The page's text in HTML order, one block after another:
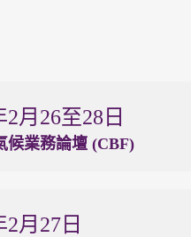
2月26至28日
候業務論壇 (CBF)
2月27日